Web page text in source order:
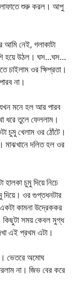
লাফাতে শুরু করল। আপু
নেই, গলাকাটা
হয়ে উঠল। ঘস…ঘস…
চাইলাম ওর ক্ষিপ্রতা।
না।
মনে হল আর পারব
ধরে তুলে ফেললাম।
চুমু খেলাম ওর ঠোঁটে।
মাঝখানে দলিত হল ওর
চুমু দিয়ে নিচে
দিয়ে। ওর গুপ্তধনটার
কামনা উদ্রেককর
সময় কেবল মুগ্ধ
এই প্রথম এটা।
ভেতরে অমোঘ
না। জিভ বের করে